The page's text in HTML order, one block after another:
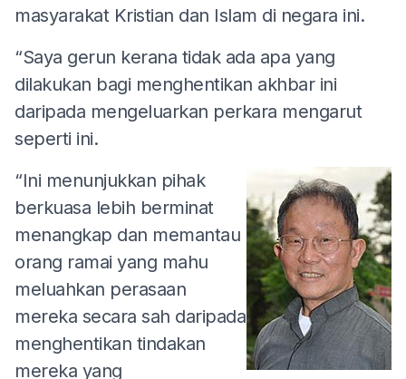
masyarakat Kristian dan Islam di negara ini.
“Saya gerun kerana tidak ada apa yang
dilakukan bagi menghentikan akhbar ini
daripada mengeluarkan perkara mengarut
seperti ini.
“Ini menunjukkan pihak
berkuasa lebih berminat
menangkap dan memantau
orang ramai yang mahu
meluahkan perasaan
mereka secara sah daripada
menghentikan tindakan
mereka yang